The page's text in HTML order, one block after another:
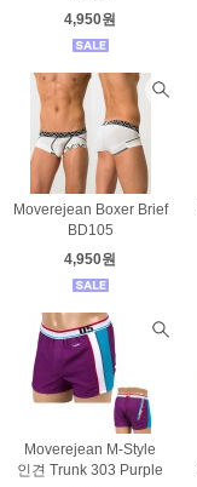
4,950원
Moverejean Boxer Brief
BD105
4,950원
Moverejean M-Style
인견 Trunk 303 Purple